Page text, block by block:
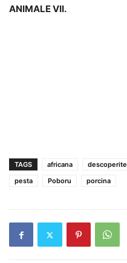
ANIMALE VII.
TAGS africana descoperite
pesta
Poboru porcina